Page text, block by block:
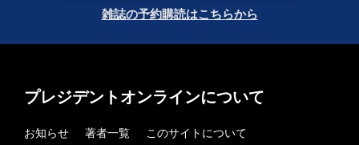
雑誌の予約購読はこちらから
プレジデントオンラインについて
お知らせ 著者一覧
このサイトについて